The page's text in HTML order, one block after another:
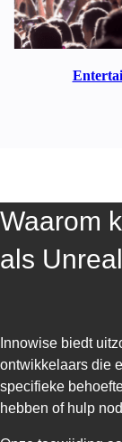
Waarom
als
Innowise biedt
ontwikkelaars die
specifieke
hebben of hulp